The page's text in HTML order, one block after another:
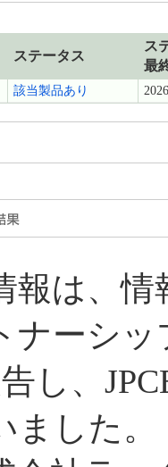
ステータス
ス
最
該当製品あり
報は、
ナーシ
し、
した。